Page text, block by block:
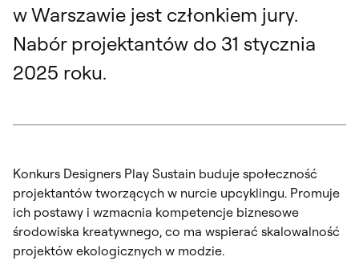
w Warszawie jest członkiem jury.
Nabór projektantów do 31 stycznia
2025 roku.
Konkurs Designers Play Sustain buduje społeczność
projektantów tworzących w nurcie upcyklingu. Promuje
ich postawy i wzmacnia kompetencje biznesowe
środowiska kreatywnego, co ma wspierać skalowalność
projektów ekologicznych w modzie.